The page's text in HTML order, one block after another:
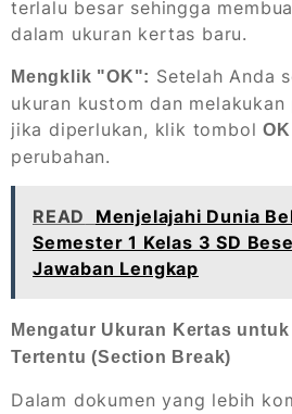
terlalu besar sehingga
dalam ukuran kertas baru.
Mengklik "OK": Setelah Anda
ukuran kustom dan melakukan
jika diperlukan, klik tombolOK
perubahan.
READ
Menjelajahi Dunia
Semester 1 Kelas 3 SD
Jawaban Lengkap
Mengatur Ukuran Kertas
Tertentu (Section Break)
Dalam dokumen yang lebih